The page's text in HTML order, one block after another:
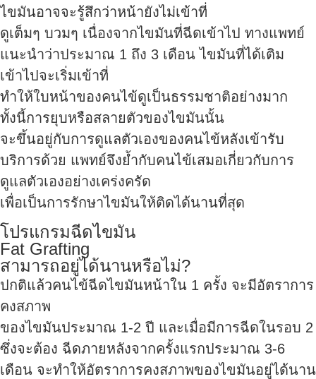
ไขมันอาจจะรู้สึกว่าหน้ายังไม่เข้าที่
ดูเต็มๆ บวมๆ เนื่องจากไขมันที่ฉีดเข้าไป ทางแพทย์
แนะนำว่าประมาณ 1 ถึง 3 เดือน ไขมันที่ได้เติม
เข้าไปจะเริ่มเข้าที่
ทำให้ใบหน้าของคนไข้ดูเป็นธรรมชาติอย่างมาก
ทั้งนี้การยุบหรือสลายตัวของไขมันนั้น
จะขึ้นอยู่กับการดูแลตัวเองของคนไข้หลังเข้ารับ
บริการด้วย แพทย์จึงย้ำกับคนไข้เสมอเกี่ยวกับการ
ดูแลตัวเองอย่างเคร่งครัด
เพื่อเป็นการรักษาไขมันให้ติดได้นานที่สุด
โปรแกรมฉีดไขมัน
Fat Grafting
สามารถอยู่ได้นานหรือไม่?
ปกติแล้วคนไข้ฉีดไขมันหน้าใน 1 ครั้ง จะมีอัตราการ
คงสภาพ
ของไขมันประมาณ 1-2 ปี และเมื่อมีการฉีดในรอบ 2
ซึ่งจะต้อง ฉีดภายหลังจากครั้งแรกประมาณ 3-6
เดือน จะทำให้อัตราการคงสภาพของไขมันอยู่ได้นาน